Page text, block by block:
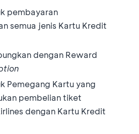
pembayaran
semua jenis Kartu Kredit
dengan Reward
Pemegang Kartu yang
pembelian tiket
dengan Kartu Kredit